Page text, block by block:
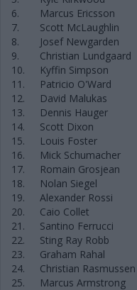
6.
Marcus Ericsson
7.
Scott McLaughlin
8.
Josef Newgarden
9.
Christian Lundgaard
10.
Kyffin Simpson
11.
Patricio O'Ward
12.
David Malukas
13.
Dennis Hauger
14.
Scott Dixon
15.
Louis Foster
16.
Mick Schumacher
17.
Romain Grosjean
18.
Nolan Siegel
19.
Alexander Rossi
20.
Caio Collet
21.
Santino Ferrucci
22.
Sting Ray Robb
23.
Graham Rahal
24.
Christian Rasmussen
25.
Marcus Armstrong